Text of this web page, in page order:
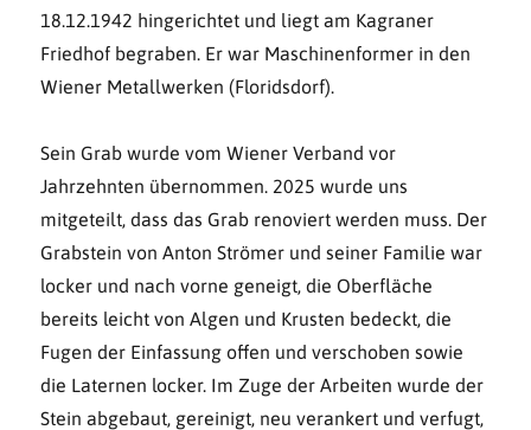
18.12.1942 hingerichtet und liegt am Kagraner
Friedhof begraben. Er war Maschinenformer in den
Wiener Metallwerken (Floridsdorf).
Sein Grab wurde vom Wiener Verband vor
Jahrzehnten übernommen. 2025 wurde uns
mitgeteilt, dass das Grab renoviert werden muss. Der
Grabstein von Anton Strömer und seiner Familie war
locker und nach vorne geneigt, die Oberfläche
bereits leicht von Algen und Krusten bedeckt, die
Fugen der Einfassung offen und verschoben sowie
die Laternen locker. Im Zuge der Arbeiten wurde der
Stein abgebaut, gereinigt, neu verankert und verfugt,